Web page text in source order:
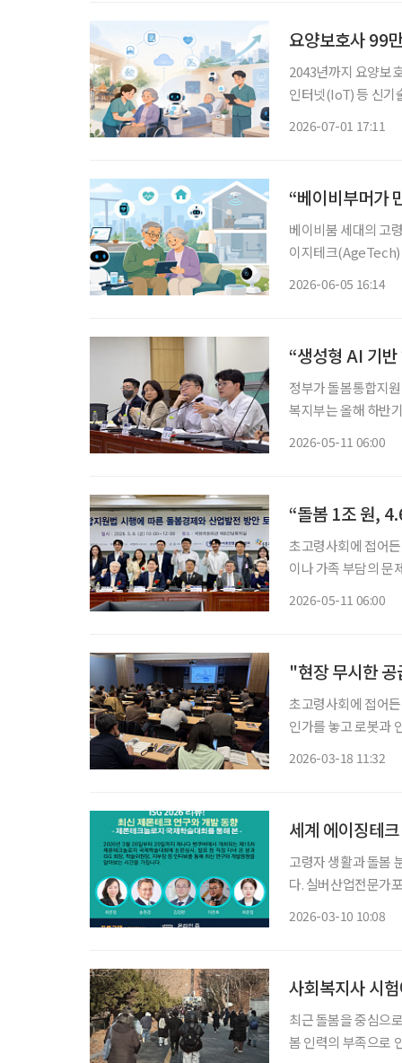
요양보호사 99
2043년까지 요양보
인터넷(IoT) 등 신기술
2026-07-01 17:11
“베이비부머가
베이비붐 세대의 고
이지테크(AgeTech) 산업이
2026-06-05 16:14
“생성형 AI 기반
정부가 돌봄통합지
복지부는 올해 하반
2026-05-11 06:00
“돌봄 1조 원,
초고령사회에 접어
이나 가족 부담의 문
2026-05-11 06:00
"현장 무시한
초고령사회에 접어
인가를 놓고 로봇과
2026-03-18 11:32
세계 에이징테
고령자 생활과 돌봄
다. 실버산업전문가
2026-03-10 10:08
사회복지사 시
최근 돌봄을 중심으
봄 인력의 부족으로